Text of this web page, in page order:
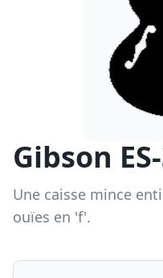
Gibson
Une caisse mince
ouïes en 'f'.